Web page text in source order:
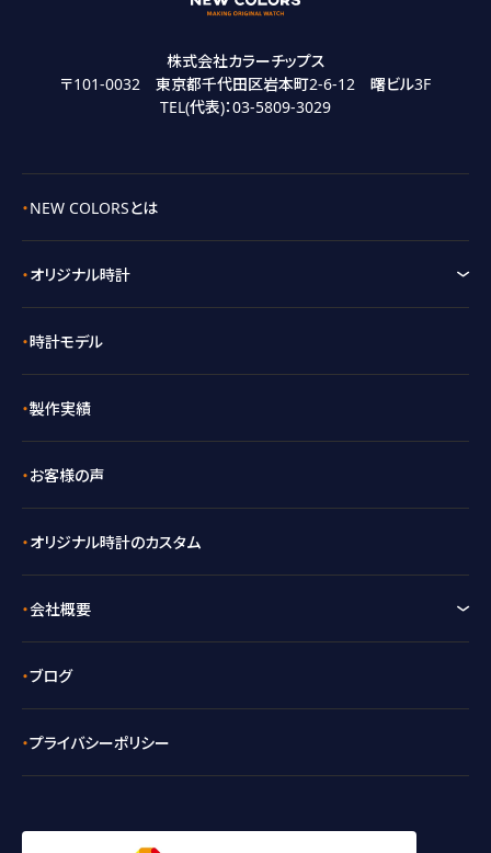
株式会社カラーチップス
〒101-0032 東京都千代田区岩本町2-6-12 曙ビル3F
TEL(代表)：03-5809-3029
NEW COLORSとは
オリジナル時計
時計モデル
製作実績
お客様の声
オリジナル時計のカスタム
会社概要
ブログ
プライバシーポリシー